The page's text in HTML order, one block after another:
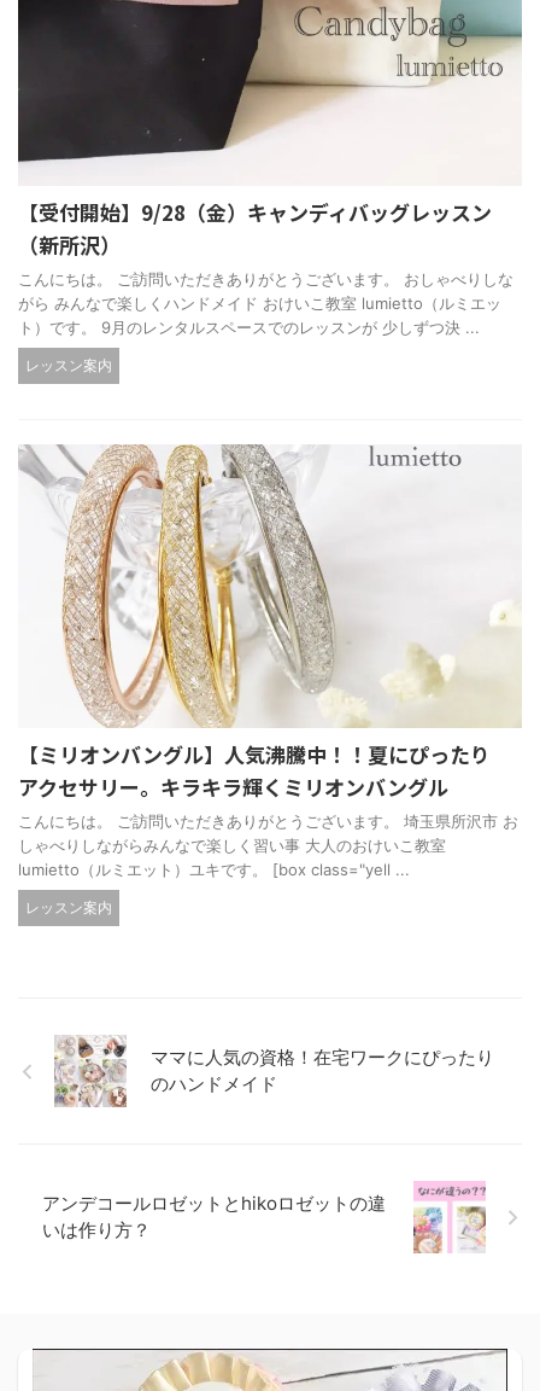
【受付開始】9/28（金）キャンディバッグレッスン
（新所沢）
こんにちは。 ご訪問いただきありがとうございます。 おしゃべりしな
がら みんなで楽しくハンドメイド おけいこ教室 lumietto（ルミエッ
ト）です。 9月のレンタルスペースでのレッスンが 少しずつ決 ...
レッスン案内
【ミリオンバングル】人気沸騰中！！夏にぴったり
アクセサリー。キラキラ輝くミリオンバングル
こんにちは。 ご訪問いただきありがとうございます。 埼玉県所沢市 お
しゃべりしながらみんなで楽しく習い事 大人のおけいこ教室
lumietto（ルミエット）ユキです。 [box class="yell ...
レッスン案内
ママに人気の資格！在宅ワークにぴったり
のハンドメイド
アンデコールロゼットとhikoロゼットの違
いは作り方？